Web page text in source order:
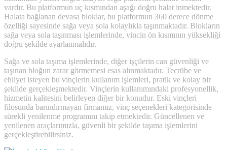
vardır. Bu platformun uç kısmından aşağı doğru halat inmektedir.
Halata bağlanan devasa bloklar, bu platformun 360 derece dönme
özelliği sayesinde sağa veya sola kolaylıkla taşınmaktadır. Blokların
sağa veya sola taşınması işlemlerinde, vincin ön kısmının yüksekliği
doğru şekilde ayarlanmalıdır.
Sağa ve sola taşıma işlemlerinde, diğer işçilerin can güvenliği ve
taşınan bloğun zarar görmemesi esas alınmaktadır. Tecrübe ve
ehliyet isteyen bu vinçlerin kullanım işlemleri, pratik ve kolay bir
şekilde gerçekleşmektedir. Vinçlerin kullanımındaki profesyonellik,
hizmetin kalitesini belirleyen diğer bir konudur. Eski vinçleri
filosunda barındırmayan firmamız, vinç seçenekleri kategorisinde
sürekli yenilenme programını takip etmektedir. Güncellenen ve
yenilenen araçlarımızla, güvenli bir şekilde taşıma işlemlerini
gerçekleştirebilirsiniz.